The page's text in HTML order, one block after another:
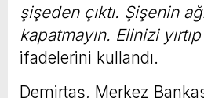
şişeden çıktı. Şişenin
kapatmayın. Elinizi
ifadelerini kullandı.
Demirtaş, Merkez